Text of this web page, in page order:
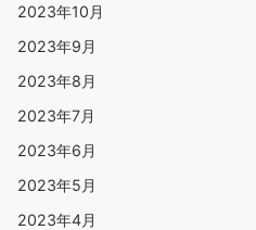
2023年10月
2023年9月
2023年8月
2023年7月
2023年6月
2023年5月
2023年4月